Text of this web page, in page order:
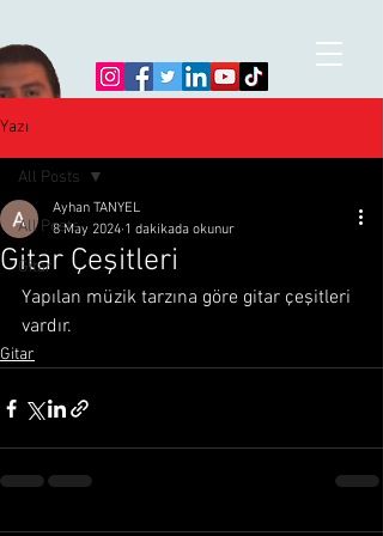
Yazı
All Posts
Gitar
All Posts
Gitar Çeşitleri
Ayhan TANYEL
8 May 2024 1 dakikada okunur
Yapılan müzik tarzına göre gitar çeşitleri
vardır.
Gitar